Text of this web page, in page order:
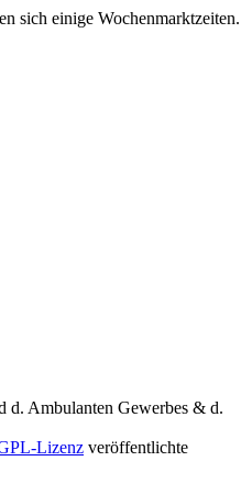
sich einige Wochenmarktzeiten.
d. Ambulanten Gewerbes & d.
Lizenz veröffentlichte